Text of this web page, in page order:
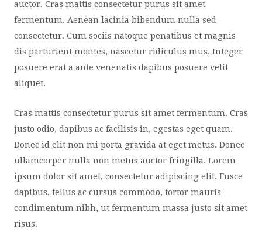
auctor. Cras mattis consectetur purus sit amet
fermentum. Aenean lacinia bibendum nulla sed
consectetur. Cum sociis natoque penatibus et magnis
dis parturient montes, nascetur ridiculus mus. Integer
posuere erat a ante venenatis dapibus posuere velit
aliquet.
Cras mattis consectetur purus sit amet fermentum. Cras
justo odio, dapibus ac facilisis in, egestas eget quam.
Donec id elit non mi porta gravida at eget metus. Donec
ullamcorper nulla non metus auctor fringilla. Lorem
ipsum dolor sit amet, consectetur adipiscing elit. Fusce
dapibus, tellus ac cursus commodo, tortor mauris
condimentum nibh, ut fermentum massa justo sit amet
risus.